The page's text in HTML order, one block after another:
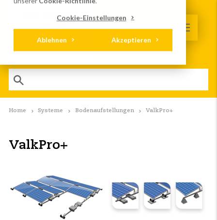
Cookie-Einstellungen
Akzeptieren
Ablehnen
Home Systeme Bodenaufstellungen ValkPro+
ValkPro+